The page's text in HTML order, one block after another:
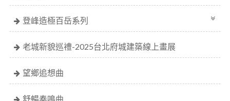
登峰造極百岳系列
老城新貌巡禮-2025台北府城建築線上畫展
望鄉追想曲
舒暢奏鳴曲